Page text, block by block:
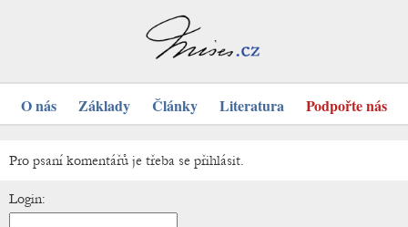
O nás Základy Články Literatura Podpořte nás
Pro psaní komentářů je třeba se přihlásit.
Login: